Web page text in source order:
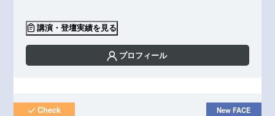
講演・登壇実績を見る
プロフィール
New FACE
Check